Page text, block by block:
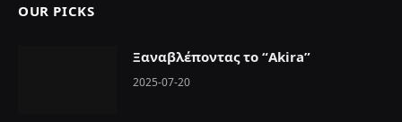
OUR PICKS
Ξαναβλέποντας το “Akira”
2025-07-20